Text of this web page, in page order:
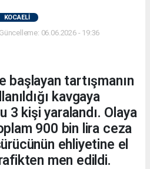
KOCAELİ
06.06.2026 - 19:36
başlayan tartışmanın
kavgaya
3 kişi yaralandı. Olaya
900 bin lira ceza
ehliyetine el
men edildi.